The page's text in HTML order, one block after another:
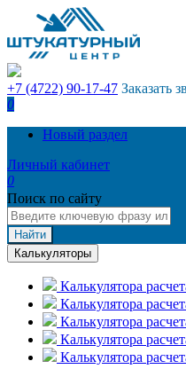
+7 (4722) 90-17-47 Заказать
0
Новый раздел
Личный кабинет
0
Поиск по сайту
Найти
Калькуляторы
Калькулятора
Калькулятора
Калькулятора
Калькулятора
Калькулятора